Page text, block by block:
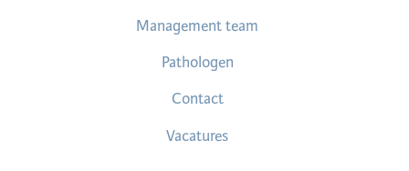
Management team
Pathologen
Contact
Vacatures